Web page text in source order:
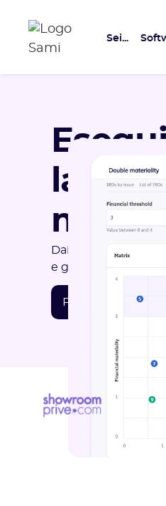
Sei...
la tua
Dai tuoi problemi
e genera
Prenota una demo